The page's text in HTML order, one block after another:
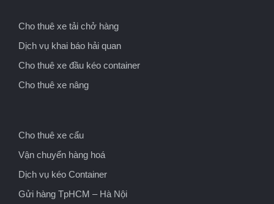
Cho thuê xe tải chở hàng
Dịch vụ khai báo hải quan
Cho thuê xe đầu kéo container
Cho thuê xe nâng
Cho thuê xe cẩu
Vận chuyển hàng hoá
Dịch vụ kéo Container
Gửi hàng TpHCM – Hà Nội